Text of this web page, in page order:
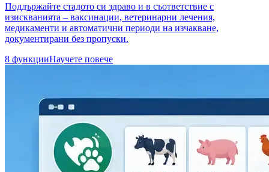
Поддържайте стадото си здраво и в съответствие с
изискванията – ваксинации, ветеринарни лечения,
медикаменти и автоматични периоди на изчакване,
документирани без пропуски.
8 функцииНаучете повече